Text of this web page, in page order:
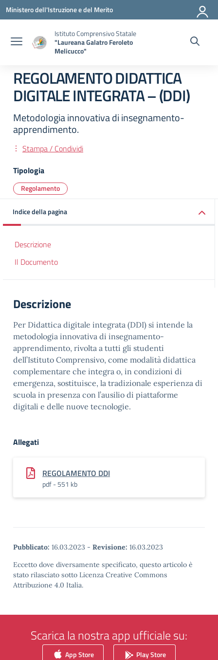
Vai ai contenuti
Vai al menu di navigazione
Vai al footer
Ministero dell'Istruzione e del Merito
Istituto Comprensivo Statale
"Laureana Galatro Feroleto
Melicucco"
REGOLAMENTO DIDATTICA
DIGITALE INTEGRATA – (DDI)
Metodologia innovativa di insegnamento-
apprendimento.
Stampa / Condividi
Tipologia
Regolamento
Indice della pagina
Descrizione
Il Documento
Descrizione
Per Didattica digitale integrata (DDI) si intende la
metodologia innovativa di insegnamento-
apprendimento, rivolta a tutti gli studenti
dell’Istituto Comprensivo, come modalità didattica
complementare che integra o, in condizioni di
emergenza, sostituisce, la tradizionale esperienza di
scuola in presenza con l’ausilio di piattaforme
digitali e delle nuove tecnologie.
Allegati
REGOLAMENTO DDI
pdf - 551 kb
Pubblicato: 16.03.2023 - Revisione: 16.03.2023
Eccetto dove diversamente specificato, questo articolo è
stato rilasciato sotto Licenza Creative Commons
Attribuzione 4.0 Italia.
Scarica la nostra app ufficiale su:
App Store Play Store